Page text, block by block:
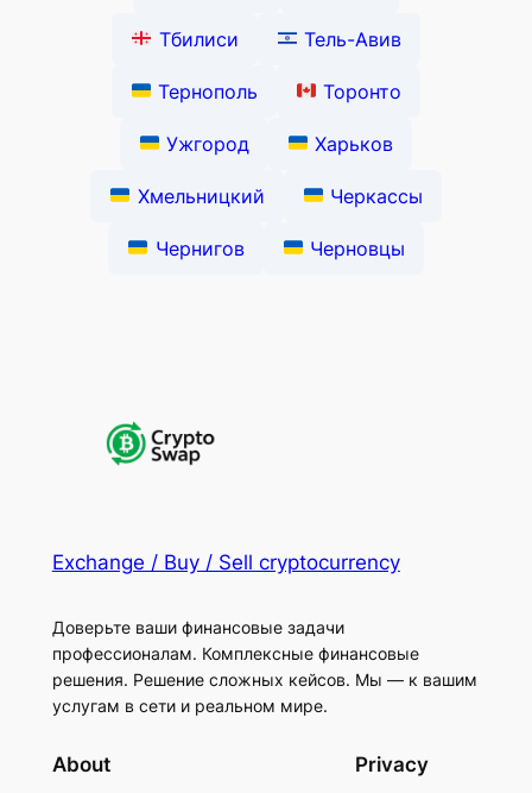
Тбилиси Тель-Авив
Тернополь Торонто
Ужгород Харьков
Хмельницкий Черкассы
Чернигов Черновцы
Exchange / Buy / Sell cryptocurrency
Доверьте ваши финансовые задачи
профессионалам. Комплексные финансовые
решения. Решение сложных кейсов. Мы — к вашим
услугам в сети и реальном мире.
About Privacy